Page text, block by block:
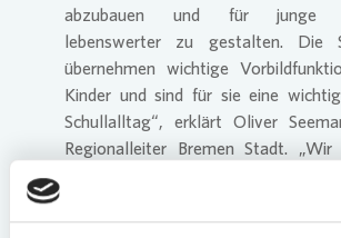
abzubauen und für junge
lebenswerter zu gestalten. Die
übernehmen wichtige
Kinder und sind für sie eine
Schullalltag“, erklärt Oliver
Regionalleiter Bremen Stadt.
fördern dieses tolle Projekt von
unterstützen die
Engagement im Stadtteil“, ergänzt